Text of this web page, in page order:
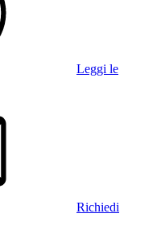
Leggi le
Richiedi